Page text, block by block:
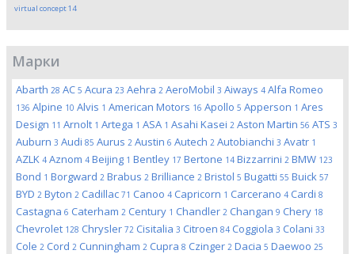
virtual concept14
Марки
Abarth 28 AC 5 Acura 23 Aehra 2 AeroMobil 3 Aiways 4 Alfa Romeo
136 Alpine 10 Alvis 1 American Motors 16 Apollo 5 Apperson 1 Ares
Design 11 Arnolt 1 Artega 1 ASA 1 Asahi Kasei 2 Aston Martin 56 ATS 3
Auburn 3 Audi 85 Aurus 2 Austin 6 Autech 2 Autobianchi 3 Avatr 1
AZLK 4 Aznom 4 Beijing 1 Bentley 17 Bertone 14 Bizzarrini 2 BMW 123
Bond 1 Borgward 2 Brabus 2 Brilliance 2 Bristol 5 Bugatti 55 Buick 57
BYD 2 Byton 2 Cadillac 71 Canoo 4 Capricorn 1 Carcerano 4 Cardi 8
Castagna 6 Caterham 2 Century 1 Chandler 2 Changan 9 Chery 18
Chevrolet 128 Chrysler 72 Cisitalia 3 Citroen 84 Coggiola 3 Colani 33
Cole 2 Cord 2 Cunningham 2 Cupra 8 Czinger 2 Dacia 5 Daewoo 25